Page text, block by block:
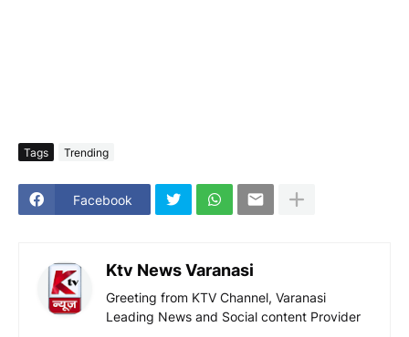
Tags Trending
Facebook
Ktv News Varanasi
Greeting from KTV Channel, Varanasi
Leading News and Social content Provider